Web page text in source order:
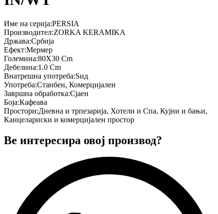
Име на серија:PERSIA
Производител:ZORKA KERAMIKA
Држава:Србија
Ефект:Мермер
Големина:80X30 Cm
Дебелина:1.0 Cm
Внатрешна употреба:Ѕид
Употреба:Станбен, Комерцијален
Завршна обработка:Сјаен
Боја:Кафеава
Простори:Дневна и трпезарија, Хотели и Спа, Кујни и бањи,
Канцелариски и комерцијален простор
Ве интересира овој производ?